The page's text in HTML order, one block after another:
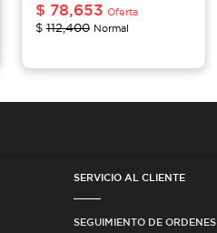
$ 78,653 Oferta
$ 112,400 Normal
SERVICIO AL CLIENTE
SEGUIMIENTO DE ORDENES